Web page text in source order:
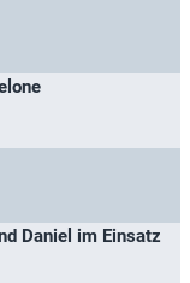
Daniel im Einsatz